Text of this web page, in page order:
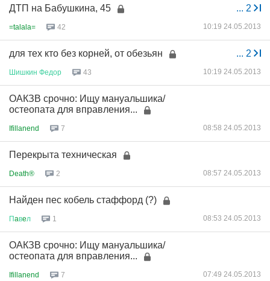
... 2
ДТП на Бабушкина, 45
=talala= 42 10:19 24.05.2013
... 2
для тех кто без корней, от обезьян
Шишкин Федор 43 10:19 24.05.2013
ОАКЗВ срочно: Ищу мануальшика/
остеопата для вправления...
Ifillanend 7 08:58 24.05.2013
Перекрыта техническая
Death® 2 08:57 24.05.2013
Найден пес кобель стаффорд (?)
Пaвeл 1 08:53 24.05.2013
ОАКЗВ срочно: Ищу мануальшика/
остеопата для вправления...
Ifillanend 7 07:49 24.05.2013